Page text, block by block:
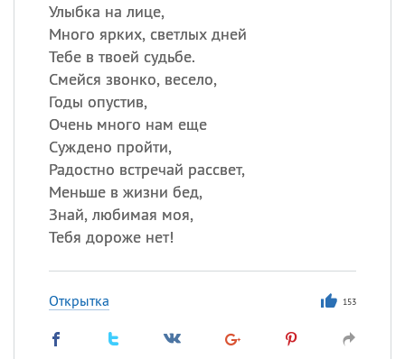
Улыбка на лице,
Много ярких, светлых дней
Тебе в твоей судьбе.
Смейся звонко, весело,
Годы опустив,
Очень много нам еще
Суждено пройти,
Радостно встречай рассвет,
Меньше в жизни бед,
Знай, любимая моя,
Тебя дороже нет!
Открытка 153